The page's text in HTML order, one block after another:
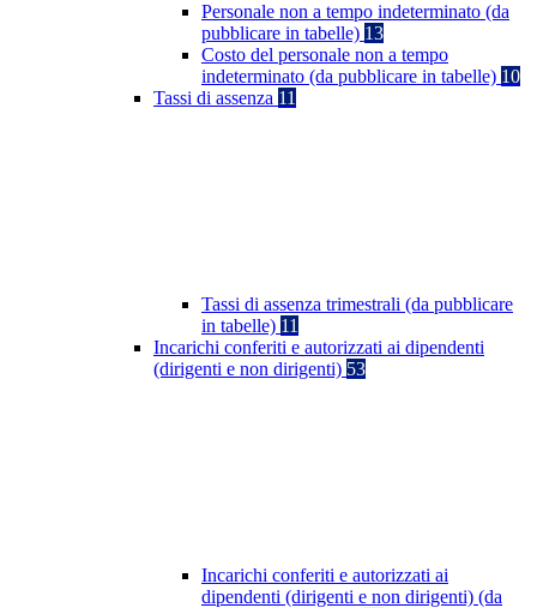
Personale non a tempo indeterminato (da
pubblicare in tabelle) 13
Costo del personale non a tempo
indeterminato (da pubblicare in tabelle) 10
Tassi di assenza 11
Tassi di assenza trimestrali (da pubblicare
in tabelle) 11
Incarichi conferiti e autorizzati ai dipendenti
(dirigenti e non dirigenti) 53
Incarichi conferiti e autorizzati ai
dipendenti (dirigenti e non dirigenti) (da